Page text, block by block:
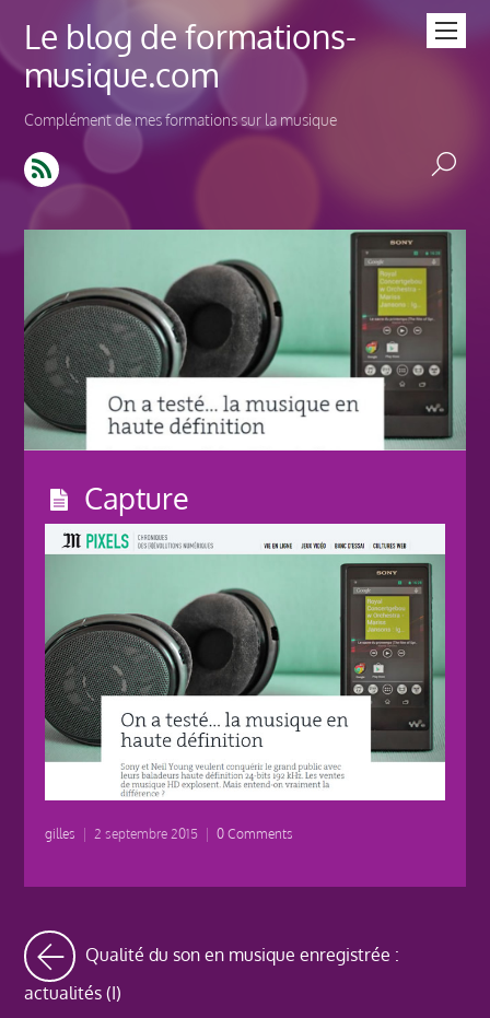
Le blog de formations-
musique.com
Complément de mes formations sur la musique
Capture
gilles 2 septembre 2015 0 Comments
Qualité du son en musique enregistrée :
actualités (I)